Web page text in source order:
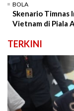
BOLA
Skenario Timnas
Vietnam di Piala
TERKINI